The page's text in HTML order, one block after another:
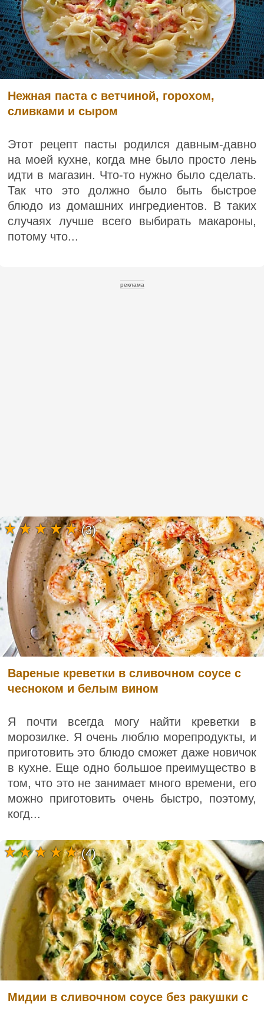
Нежная паста с ветчиной, горохом,
сливками и сыром
Этот рецепт пасты родился давным-давно
на моей кухне, когда мне было просто лень
идти в магазин. Что-то нужно было сделать.
Так что это должно было быть быстрое
блюдо из домашних ингредиентов. В таких
случаях лучше всего выбирать макароны,
потому что...
реклама
Вареные креветки в сливочном соусе с
чесноком и белым вином
Я почти всегда могу найти креветки в
морозилке. Я очень люблю морепродукты, и
приготовить это блюдо сможет даже новичок
в кухне. Еще одно большое преимущество в
том, что это не занимает много времени, его
можно приготовить очень быстро, поэтому,
когд...
(3)
Мидии в сливочном соусе без ракушки с
(4)